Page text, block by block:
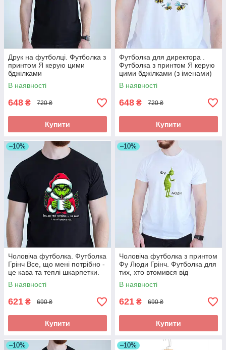
Друк на футболці. Футболка з
принтом Я керую цими
бджілками
В наявності
648 ₴ 720 ₴
Купити
Футболка для директора .
Футболка з принтом Я керую
цими бджілками (з іменами)
В наявності
648 ₴ 720 ₴
Купити
–10%
Чоловіча футболка. Футболка
Грінч Все, що мені потрібно -
це кава та теплі шкарпетки.
Футболка з новорічним при
В наявності
621 ₴ 690 ₴
Купити
–10%
Чоловіча футболка з принтом
Фу Люди Грінч. Футболка для
тих, хто втомився від
новорічної метушні
В наявності
621 ₴ 690 ₴
Купити
–10% –10%